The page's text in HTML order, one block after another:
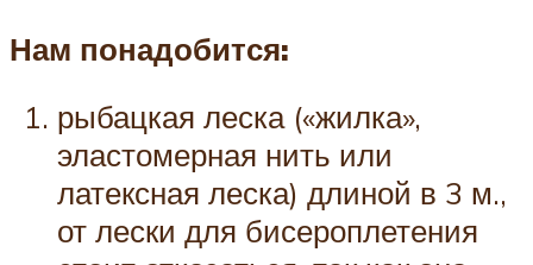
Нам понадобится:
рыбацкая леска («жилка»,
эластомерная нить или
латексная леска) длиной в 3 м.,
от лески для бисероплетения